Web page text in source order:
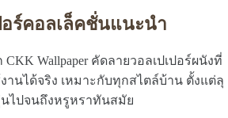
อร์คอลเล็คชั่นแนะนำ
Wallpaper คัดลายวอลเปเปอร์ผนังที่
านได้จริง เหมาะกับทุกสไตล์บ้าน ตั้งแต่ลุ
ไปจนถึงหรูหราทันสมัย